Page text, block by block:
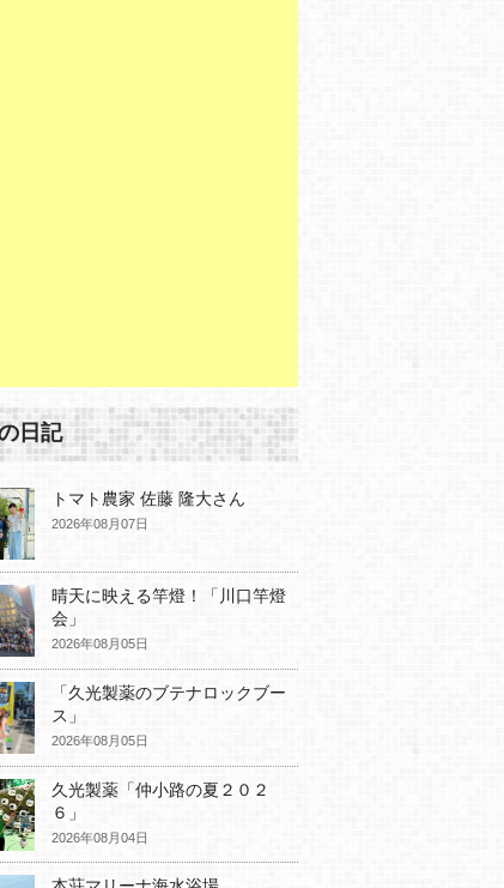
日記
トマト農家 佐藤 隆大さん
2026年08月07日
晴天に映える竿燈！「川口竿燈
会」
2026年08月05日
「久光製薬のブテナロックブー
ス」
2026年08月05日
久光製薬「仲小路の夏２０２
６」
2026年08月04日